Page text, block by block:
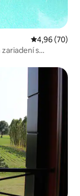
Priemerné
4,96 (70)
s